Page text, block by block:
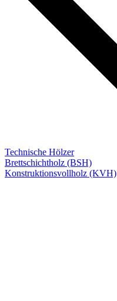
Technische Hölzer
Brettschichtholz (BSH)
Konstruktionsvollholz (KVH)